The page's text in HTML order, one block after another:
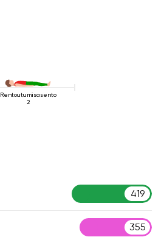
Rentoutumisasento
2
419
355